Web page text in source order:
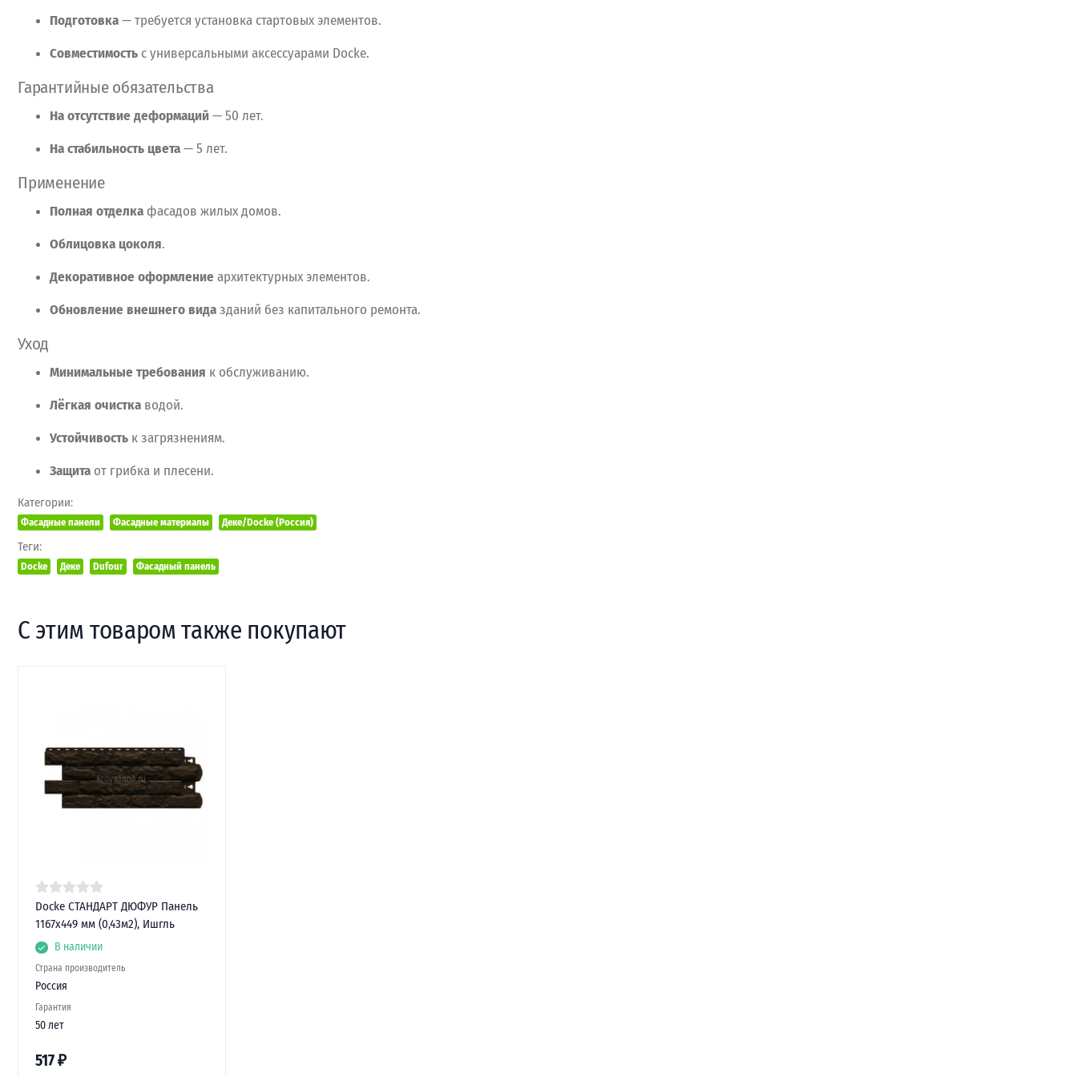
Подготовка— требуется установка стартовых элементов.
Совместимость суниверсальными аксессуарами Docke.
Гарантийныеобязательства
Наотсутствиедеформаций— 50 лет.
Настабильность цвета— 5 лет.
Применение
Полная отделка фасадов жилыхдомов.
Облицовка цоколя.
Декоративноеоформлениеархитектурных элементов.
Обновление внешнего видазданий без капитального ремонта.
Уход
Минимальныетребования к обслуживанию.
Лёгкая очистка водой.
Устойчивость кзагрязнениям.
Защита от грибка и плесени.
Категории:
Фасадные панели Фасадные материалы Деке/Docke (Россия)
Теги:
Docke Деке Dufour Фасадный панель
С этим товаром также покупают
Docke СТАНДАРТ ДЮФУР Панель
1167х449 мм (0,43м2), Ишгль
В наличии
Страна производитель
Россия
Гарантия
50 лет
517₽